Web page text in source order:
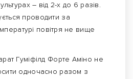
– від 2-х до 6 разів.
проводити за
повітря не вище
Гуміфілд Форте Аміно не
одночасно разом з